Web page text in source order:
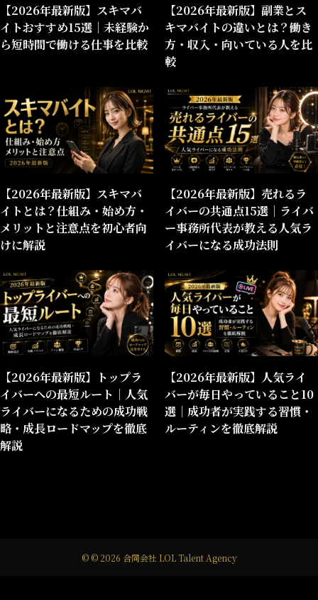
【2026年最新版】スキマバ
イトおすすめ15選｜未経験か
ら短時間で働ける仕事を比較
【2026年最新版】副業とス
キマバイトの違いとは？働き
方・収入・向いている人を比
較
【2026年最新版】スキマバ
イトとは？仕組み・始め方・
メリットと注意点を初心者向
けに解説
【2026年最新版】売れるラ
イバーの共通点15選｜ライバ
ー事務所代表が教える人気ラ
イバーになる成功法則
【2026年最新版】トップラ
イバーへの最短ルート｜人気
ライバーになるための成功戦
略・成長ロードマップを徹底
解説
【2026年最新版】人気ライ
バーが毎日やっていること10
選｜成功者が実践する習慣・
ルーティンを徹底解説
©© 2026 合同会社 LOL Talent Agency